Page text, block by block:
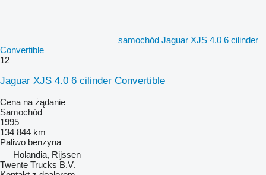
samochód Jaguar XJS 4.0 6 cilinder
Convertible
12
Jaguar XJS 4.0 6 cilinder Convertible
Cena na żądanie
Samochód
1995
134 844 km
Paliwo benzyna
Holandia, Rijssen
Twente Trucks B.V.